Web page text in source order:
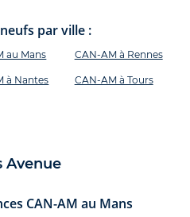
par ville :
au Mans
à Nantes
CAN-AM à Rennes
CAN-AM à Tours
CAN-AM au Mans